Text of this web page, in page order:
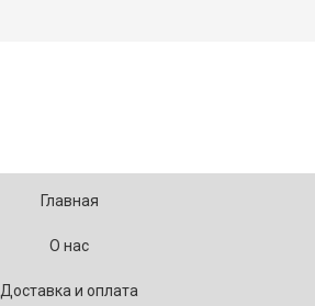
Главная
О нас
Доставка и оплата